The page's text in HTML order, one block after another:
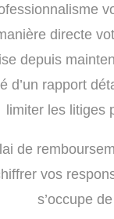
directe
depuis
d’un rapport
limiter les litiges
de
vos
s’occupe